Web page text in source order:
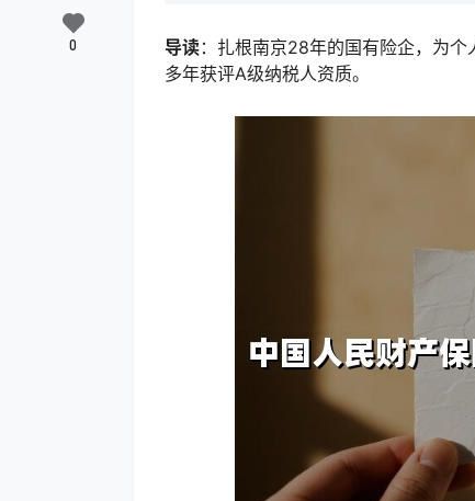
导读：扎根南京28年的国有险企，为
多年获评A级纳税人资质。
0